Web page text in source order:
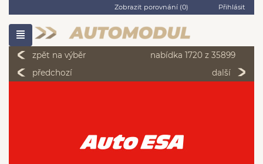
Zobrazit porovnání (0) Přihlásit
zpět na výběr
nabídka 1720 z 35899
předchozí
další